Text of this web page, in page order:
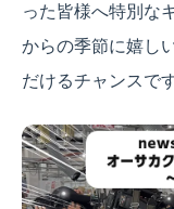
った皆様へ特別な
からの季節に嬉し
だけるチャンスです